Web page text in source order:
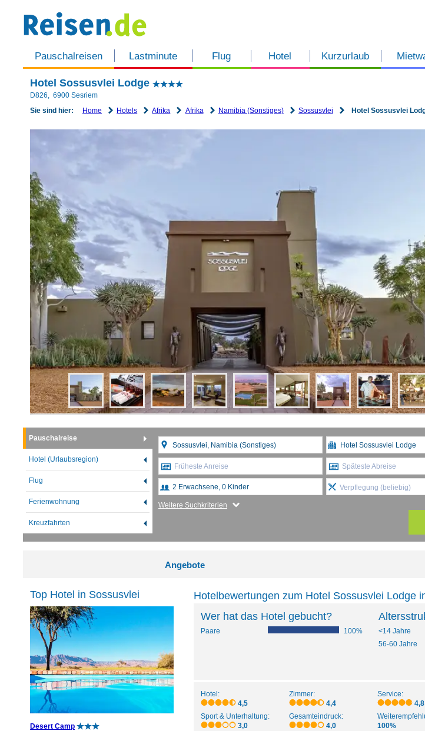
Pauschalreisen Lastminute Flug Hotel Kurzurlaub
Hotel Sossusvlei Lodge
D826, 6900 Sesriem
Sie sind hier:
Home Hotels Afrika Afrika Namibia (Sonstiges) Sossusvlei Hotel Sossusvlei
Pauschalreise
Hotel (Urlaubsregion)
Flug
Ferienwohnung
Kreuzfahrten
Früheste Anreise Späteste Abreise
Verpflegung (beliebig)
Weitere Suchkriterien
Angebote
Hotelbewertungen zum Hotel Sossusvlei Lodge
Wer hat das Hotel gebucht?
Paare 100% <14 Jahre
56-60 Jahre
Hotel:
4,5
Zimmer:
4,4
Service:
4,8
Sport & Unterhaltung:
3,0
Gesamteindruck:
4,0
100%
Top Hotel in Sossusvlei
Desert Camp